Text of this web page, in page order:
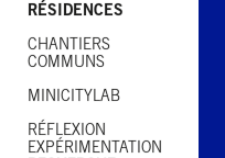
RÉSIDENCES
CHANTIERS
COMMUNS
MINICITYLAB
RÉFLEXION
EXPÉRIMENTATION